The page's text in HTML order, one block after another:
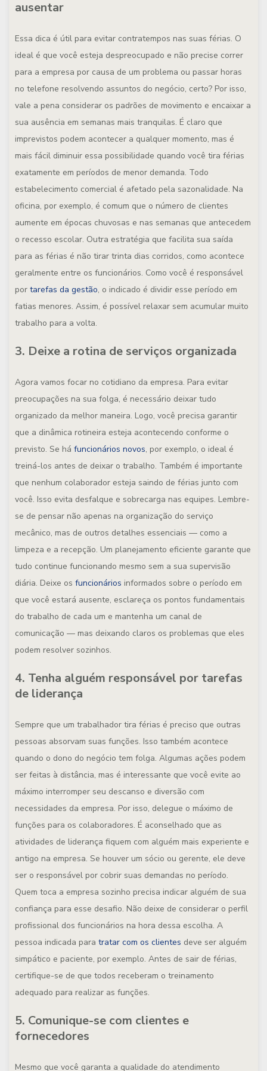
ausentar
Essa dica é útil para evitar contratempos nas suas férias. O
ideal é que você esteja despreocupado e não precise correr
para a empresa por causa de um problema ou passar horas
no telefone resolvendo assuntos do negócio, certo? Por isso,
vale a pena considerar os padrões de movimento e encaixar a
sua ausência em semanas mais tranquilas. É claro que
imprevistos podem acontecer a qualquer momento, mas é
mais fácil diminuir essa possibilidade quando você tira férias
exatamente em períodos de menor demanda. Todo
estabelecimento comercial é afetado pela sazonalidade. Na
oficina, por exemplo, é comum que o número de clientes
aumente em épocas chuvosas e nas semanas que antecedem
o recesso escolar. Outra estratégia que facilita sua saída
para as férias é não tirar trinta dias corridos, como acontece
geralmente entre os funcionários. Como você é responsável
por tarefas da gestão, o indicado é dividir esse período em
fatias menores. Assim, é possível relaxar sem acumular muito
trabalho para a volta.
3. Deixe a rotina de serviços organizada
Agora vamos focar no cotidiano da empresa. Para evitar
preocupações na sua folga, é necessário deixar tudo
organizado da melhor maneira. Logo, você precisa garantir
que a dinâmica rotineira esteja acontecendo conforme o
previsto. Se há funcionários novos, por exemplo, o ideal é
treiná-los antes de deixar o trabalho. Também é importante
que nenhum colaborador esteja saindo de férias junto com
você. Isso evita desfalque e sobrecarga nas equipes. Lembre-
se de pensar não apenas na organização do serviço
mecânico, mas de outros detalhes essenciais — como a
limpeza e a recepção. Um planejamento eficiente garante que
tudo continue funcionando mesmo sem a sua supervisão
diária. Deixe os funcionários informados sobre o período em
que você estará ausente, esclareça os pontos fundamentais
do trabalho de cada um e mantenha um canal de
comunicação — mas deixando claros os problemas que eles
podem resolver sozinhos.
4. Tenha alguém responsável por tarefas
de liderança
Sempre que um trabalhador tira férias é preciso que outras
pessoas absorvam suas funções. Isso também acontece
quando o dono do negócio tem folga. Algumas ações podem
ser feitas à distância, mas é interessante que você evite ao
máximo interromper seu descanso e diversão com
necessidades da empresa. Por isso, delegue o máximo de
funções para os colaboradores. É aconselhado que as
atividades de liderança fiquem com alguém mais experiente e
antigo na empresa. Se houver um sócio ou gerente, ele deve
ser o responsável por cobrir suas demandas no período.
Quem toca a empresa sozinho precisa indicar alguém de sua
confiança para esse desafio. Não deixe de considerar o perfil
profissional dos funcionários na hora dessa escolha. A
pessoa indicada para tratar com os clientes deve ser alguém
simpático e paciente, por exemplo. Antes de sair de férias,
certifique-se de que todos receberam o treinamento
adequado para realizar as funções.
5. Comunique-se com clientes e
fornecedores
Mesmo que você garanta a qualidade do atendimento